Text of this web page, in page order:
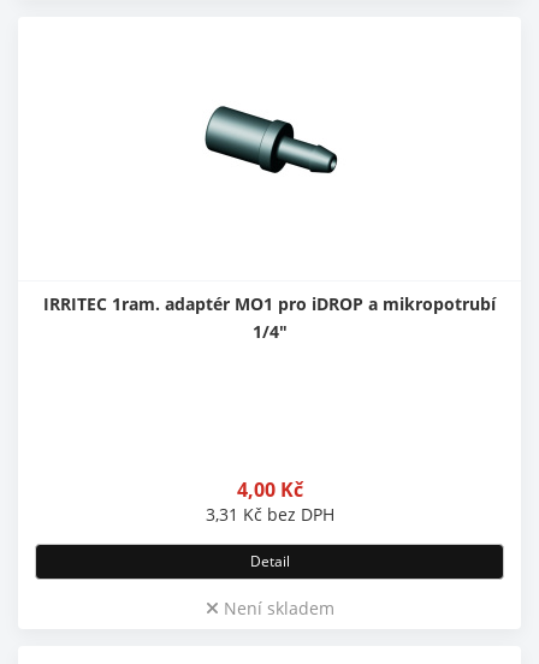
IRRITEC 1ram. adaptér MO1 pro iDROP a mikropotrubí
1/4"
4,00 Kč
3,31 Kč bez DPH
Detail
Není skladem